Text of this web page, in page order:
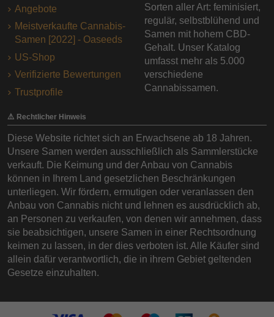
Angebote
Meistverkaufte Cannabis-
Samen [2022] - Oaseeds
US-Shop
Verifizierte Bewertungen
Trustprofile
Sorten aller Art: feminisiert,
regulär, selbstblühend und
Samen mit hohem CBD-
Gehalt. Unser Katalog
umfasst mehr als 5.000
verschiedene
Cannabissamen.
⚠️ Rechtlicher Hinweis
Diese Website richtet sich an Erwachsene ab 18 Jahren.
Unsere Samen werden ausschließlich als Sammlerstücke
verkauft. Die Keimung und der Anbau von Cannabis
können in Ihrem Land gesetzlichen Beschränkungen
unterliegen. Wir fördern, ermutigen oder veranlassen den
Anbau von Cannabis nicht und lehnen es ausdrücklich ab,
an Personen zu verkaufen, von denen wir annehmen, dass
sie beabsichtigen, unsere Samen in einer Rechtsordnung
keimen zu lassen, in der dies verboten ist. Alle Käufer sind
allein dafür verantwortlich, die in ihrem Gebiet geltenden
Gesetze einzuhalten.